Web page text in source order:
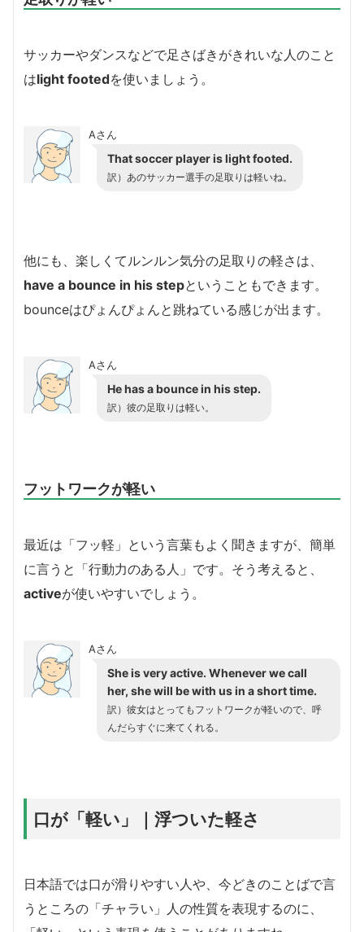
サッカーやダンスなどで足さばきがきれいな人のこと
はlight footedを使いましょう。
Aさん
That soccer player is light footed.
訳）あのサッカー選手の足取りは軽いね。
他にも、楽しくてルンルン気分の足取りの軽さは、
have a bounce in his stepということもできます。
bounceはぴょんぴょんと跳ねている感じが出ます。
Aさん
He has a bounce in his step.
訳）彼の足取りは軽い。
フットワークが軽い
最近は「フッ軽」という言葉もよく聞きますが、簡単
に言うと「行動力のある人」です。そう考えると、
activeが使いやすいでしょう。
Aさん
She is very active. Whenever we call
her, she will be with us in a short time.
訳）彼女はとってもフットワークが軽いので、呼
んだらすぐに来てくれる。
口が「軽い」｜浮ついた軽さ
日本語では口が滑りやすい人や、今どきのことばで言
うところの「チャラい」人の性質を表現するのに、